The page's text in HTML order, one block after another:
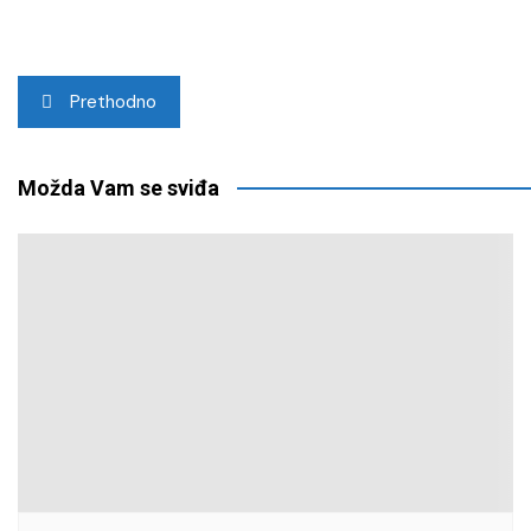
Navigacija
objava
Prethodno
Možda Vam se sviđa